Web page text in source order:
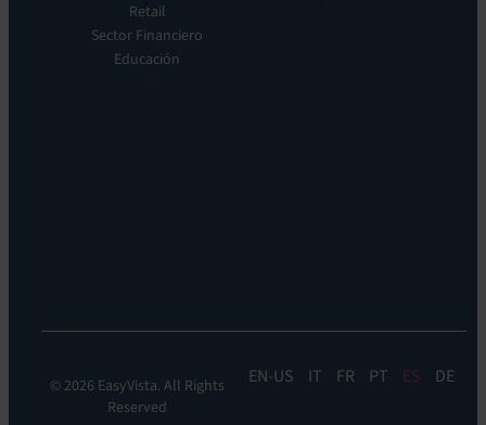
Discovery
Retail
Sector Financiero
Educación
© 2026 EasyVista. All Rights
Reserved
EN IT FR PT ES DE